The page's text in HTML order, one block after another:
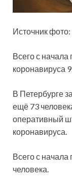
Источник
Всего с начала
коронавируса
В Петербурге
ещё 73
оперативный
коронавируса.
Всего с
человека.